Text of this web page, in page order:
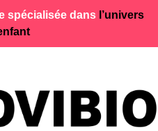
spécialisée dans l’univers